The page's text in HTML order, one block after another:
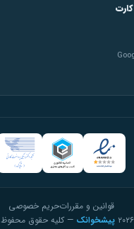
قوانین و مقرراتحریم خصوصی
پیشخوانک— کلیه حقوق محفوظ است.